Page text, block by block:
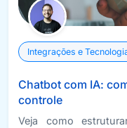
Integrações e
Chatbot com IA:
controle
Veja como